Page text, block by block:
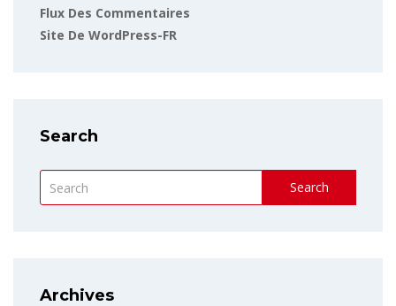
Flux Des Commentaires
Site De WordPress-FR
Search
Search
Archives